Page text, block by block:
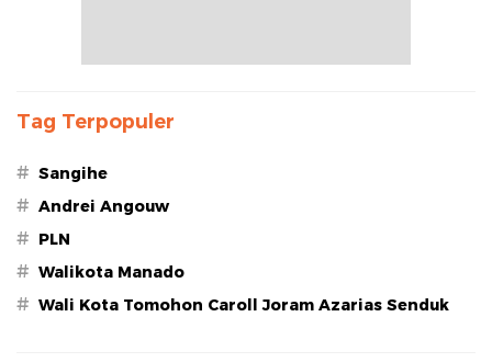
Tag Terpopuler
# Sangihe
# Andrei Angouw
# PLN
# Walikota Manado
# Wali Kota Tomohon Caroll Joram Azarias Senduk